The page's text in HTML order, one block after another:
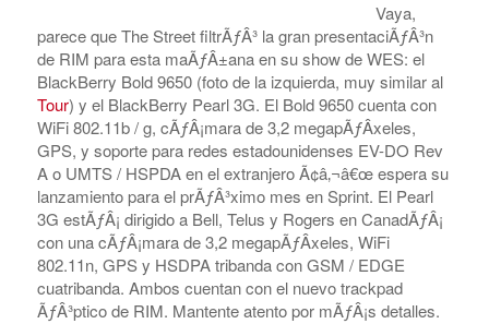
Vaya,
parece que The Street filtrÃƒÂ³ la gran presentaciÃƒÂ³n
de RIM para esta maÃƒÂ±ana en su show de WES: el
BlackBerry Bold 9650 (foto de la izquierda, muy similar al
Tour) y el BlackBerry Pearl 3G. El Bold 9650 cuenta con
WiFi 802.11b / g, cÃƒÂ¡mara de 3,2 megapÃƒÂ­xeles,
GPS, y soporte para redes estadounidenses EV-DO Rev
A o UMTS / HSPDA en el extranjero Ã¢â‚¬â€œ espera su
lanzamiento para el prÃƒÂ³ximo mes en Sprint. El Pearl
3G estÃƒÂ¡ dirigido a Bell, Telus y Rogers en CanadÃƒÂ¡
con una cÃƒÂ¡mara de 3,2 megapÃƒÂ­xeles, WiFi
802.11n, GPS y HSDPA tribanda con GSM / EDGE
cuatribanda. Ambos cuentan con el nuevo trackpad
ÃƒÂ³ptico de RIM. Mantente atento por mÃƒÂ¡s detalles.